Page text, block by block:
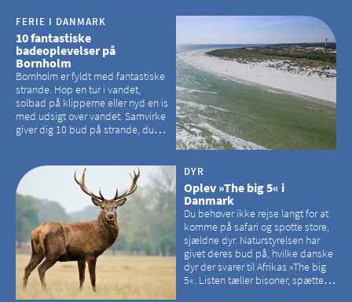
FERIE I DANMARK
10 fantastiske
badeoplevelser på
Bornholm
Bornholm er fyldt med fantastiske
strande. Hop en tur i vandet,
solbad på klipperne eller nyd en is
med udsigt over vandet. Samvirke
giver dig 10 bud på strande, du
DYR
Oplev »The big 5« i
Danmark
Du behøver ikke rejse langt for at
komme på safari og spotte store,
sjældne dyr. Naturstyrelsen har
givet deres bud på, hvilke danske
dyr der svarer til Afrikas »The big
5«. Listen tæller bisoner, spættede